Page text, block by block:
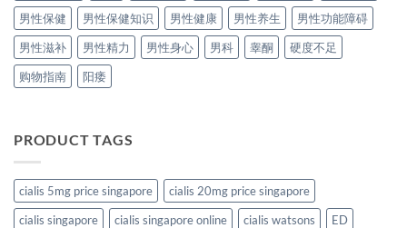
男性保健
男性保健知识 男性健康 男性养生
男性功能障碍
男性滋补
男性精力 男性身心 男科 睾酮
硬度不足
购物指南
阳痿
PRODUCT TAGS
cialis 5mg price singapore
cialis 20mg price singapore
cialis singapore
cialis singapore online cialis watsons
ED